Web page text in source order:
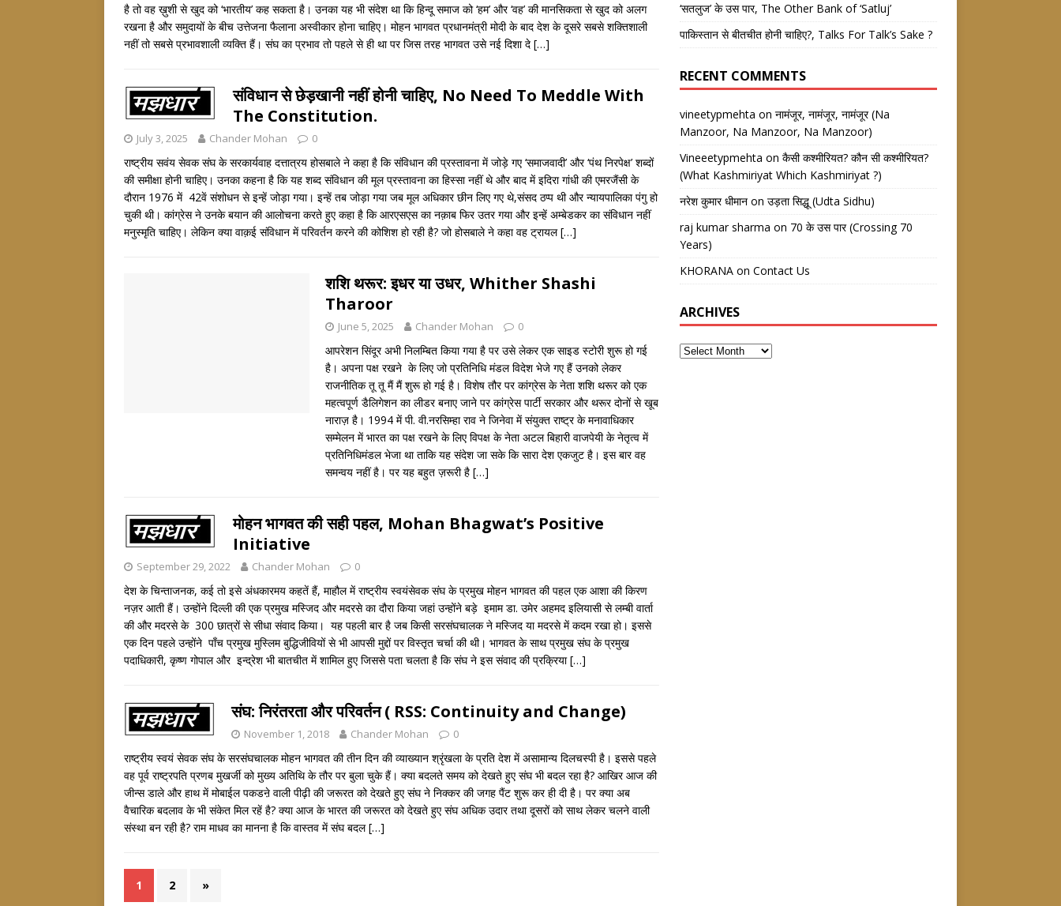
है तो वह ख़ुशी से खुद को ‘भारतीय’ कह सकता है। उनका यह भी संदेश था कि हिन्दू समाज को ‘हम’ और ‘वह’ की मानसिकता से खुद को अलग
रखना है और समुदायों के बीच उत्तेजना फैलाना अस्वीकार होना चाहिए। मोहन भागवत प्रधानमंत्री मोदी के बाद देश के दूसरे सबसे शक्तिशाली
नहीं तो सबसे प्रभावशाली व्यक्ति हैं। संघ का प्रभाव तो पहले से ही था पर जिस तरह भागवत उसे नई दिशा दे […]
संविधान से छेड़खानी नहीं होनी चाहिए, No Need To Meddle With
The Constitution.
July 3, 2025 Chander Mohan 0
राष्ट्रीय सवंय सेवक संघ के सरकार्यवाह दत्तात्रय होसबाले ने कहा है कि संविधान की प्रस्तावना में जोड़े गए ‘समाजवादी’ और ‘पंथ निरपेक्ष’ शब्दों
की समीक्षा होनी चाहिए। उनका कहना है कि यह शब्द संविधान की मूल प्रस्तावना का हिस्सा नहीं थे और बाद में इदिरा गांधी की एमरजैंसी के
दौरान 1976 में 42वें संशोधन से इन्हें जोड़ा गया। इन्हें तब जोड़ा गया जब मूल अधिकार छीन लिए गए थे,संसद ठप्प थी और न्यायपालिका पंगु हो
चुकी थी। कांग्रेस ने उनके बयान की आलोचना करते हुए कहा है कि आरएसएस का नक़ाब फिर उतर गया और इन्हें अम्बेडकर का संविधान नहीं
मनुस्मृति चाहिए। लेकिन क्या वाक़ई संविधान में परिवर्तन करने की कोशिश हो रही है? जो होसबाले ने कहा वह ट्रायल[…]
शशि थरूर: इधर या उधर, Whither Shashi
Tharoor
June 5, 2025 Chander Mohan 0
आपरेशन सिंदूर अभी निलम्बित किया गया है पर उसे लेकर एक साइड स्टोरी शुरू हो गई
है। अपना पक्ष रखने के लिए जो प्रतिनिधि मंडल विदेश भेजे गए हैं उनको लेकर
राजनीतिक तू तू मैं मैं शुरू हो गई है। विशेष तौर पर कांग्रेस के नेता शशि थरूर को एक
महत्वपूर्ण डैलिगेशन का लीडर बनाए जाने पर कांग्रेस पार्टी सरकार और थरूर दोनों से खूब
नाराज़ है। 1994 में पी. वी.नरसिम्हा राव ने जिनेवा में संयुक्त राष्ट्र के मनावाधिकार
सम्मेलन में भारत का पक्ष रखने के लिए विपक्ष के नेता अटल बिहारी वाजपेयी के नेतृत्व में
प्रतिनिधिमंडल भेजा था ताकि यह संदेश जा सके कि सारा देश एकजुट है। इस बार वह
समन्वय नहीं है। पर यह बहुत ज़रूरी है […]
मोहन भागवत की सही पहल, Mohan Bhagwat’s Positive
Initiative
September 29, 2022 Chander Mohan 0
देश के चिन्ताजनक, कई तो इसे अंधकारमय कहतें हैं, माहौल में राष्ट्रीय स्वयंसेवक संघ के प्रमुख मोहन भागवत की पहल एक आशा की किरण
नज़र आती हैं। उन्होंने दिल्ली की एक प्रमुख मस्जिद और मदरसे का दौरा किया जहां उन्होंने बड़े इमाम डा. उमेर अहमद इलियासी से लम्बी वार्ता
की और मदरसे के 300 छात्रों से सीधा संवाद किया। यह पहली बार है जब किसी सरसंघचालक ने मस्जिद या मदरसे में कदम रखा हो। इससे
एक दिन पहले उन्होंने पाँच प्रमुख मुस्लिम बुद्धिजीवियों से भी आपसी मुद्दों पर विस्तृत चर्चा की थी। भागवत के साथ प्रमुख संघ के प्रमुख
पदाधिकारी, कृष्ण गोपाल और इन्द्रेश भी बातचीत में शामिल हुए जिससे पता चलता है कि संघ ने इस संवाद की प्रक्रिया[…]
संघ: निरंतरता और परिवर्तन ( RSS: Continuity and Change)
November 1, 2018 Chander Mohan 0
राष्ट्रीय स्वयं सेवक संघ के सरसंघचालक मोहन भागवत की तीन दिन की व्याख्यान श्रृंखला के प्रति देश में असामान्य दिलचस्पी है। इससे पहले
वह पूर्व राष्ट्रपति प्रणब मुखर्जी को मुख्य अतिथि के तौर पर बुला चुके हैं। क्या बदलते समय को देखते हुए संघ भी बदल रहा है? आखिर आज की
जीन्स डाले और हाथ में मोबाईल पकडऩे वाली पीढ़ी की जरूरत को देखते हुए संघ ने निक्कर की जगह पैंट शुरू कर ही दी है। पर क्या अब
वैचारिक बदलाव के भी संकेत मिल रहें है? क्या आज के भारत की जरूरत को देखते हुए संघ अधिक उदार तथा दूसरों को साथ लेकर चलने वाली
संस्था बन रही है? राम माधव का मानना है कि वास्तव में संघ बदल[…]
1 2 »
‘सतलुज’ के उस पार, The Other Bank of ‘Satluj’
पाकिस्तान से बीतचीत होनी चाहिए?, Talks For Talk’s Sake ?
RECENT COMMENTS
vineetypmehta on नामंजूर, नामंजूर, नामंजूर (Na
Manzoor, Na Manzoor, Na Manzoor)
Vineeetypmehta on कैसी कश्मीरियत? कौन सी कश्मीरियत?
(What Kashmiriyat Which Kashmiriyat ?)
नरेश कुमार धीमानon उड़ता सिद्धू (Udta Sidhu)
raj kumar sharma on 70 के उस पार (Crossing 70
Years)
KHORANAon Contact Us
ARCHIVES